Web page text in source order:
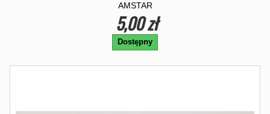
AMSTAR
5,00 zł
Dostępny